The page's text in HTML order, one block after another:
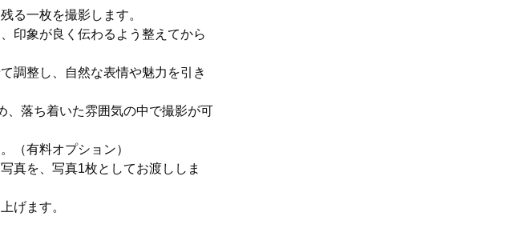
る一枚を撮影します。
印象が良く伝わるよう整えてから
調整し、自然な表情や魅力を引き
、落ち着いた雰囲気の中で撮影が可
（有料オプション）
真を、写真1枚としてお渡ししま
げます。